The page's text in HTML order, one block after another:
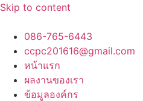
Skip to content
086-765-6443
ccpc201616@gmail.com
หน้าแรก
ผลงานของเรา
ข้อมูลองค์กร